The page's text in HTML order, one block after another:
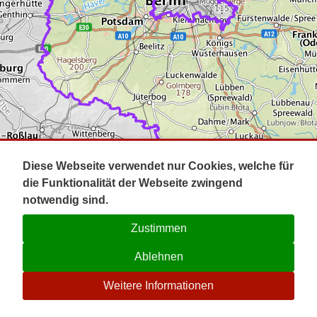
Impressum
Kontakt
☉
Diese Webseite verwendet nur Cookies, welche für
die Funktionalität der Webseite zwingend
notwendig sind.
Zustimmen
Ablehnen
Weitere Informationen